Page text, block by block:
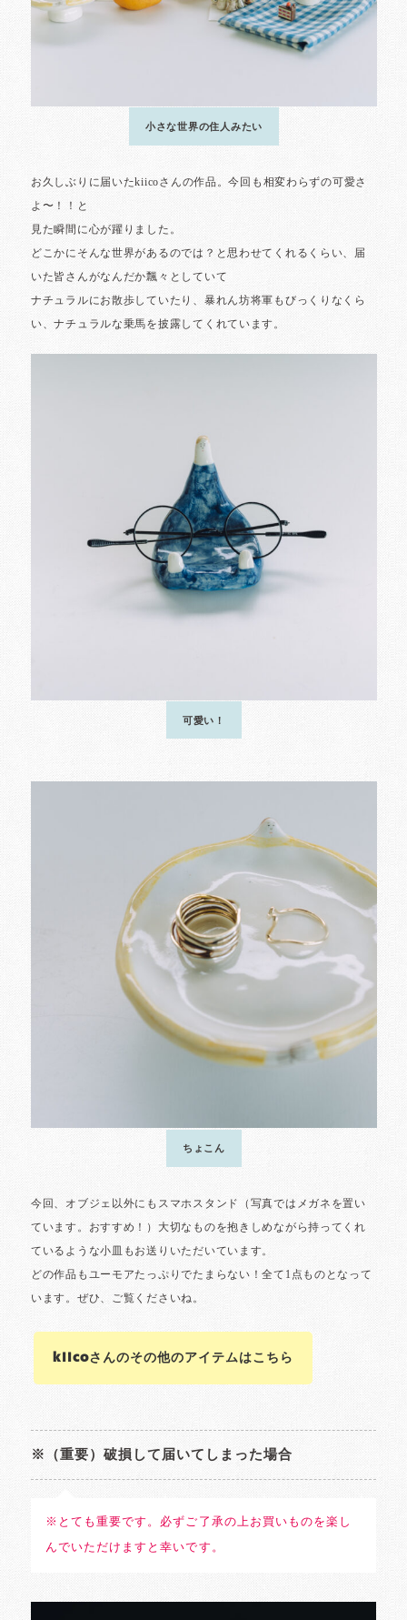
kiicoさんのその他のアイテムはこちら
※（重要）破損して届いてしまった場合
※とても重要です。必ずご了承の上お買いものを楽し
んでいただけますと幸いです。